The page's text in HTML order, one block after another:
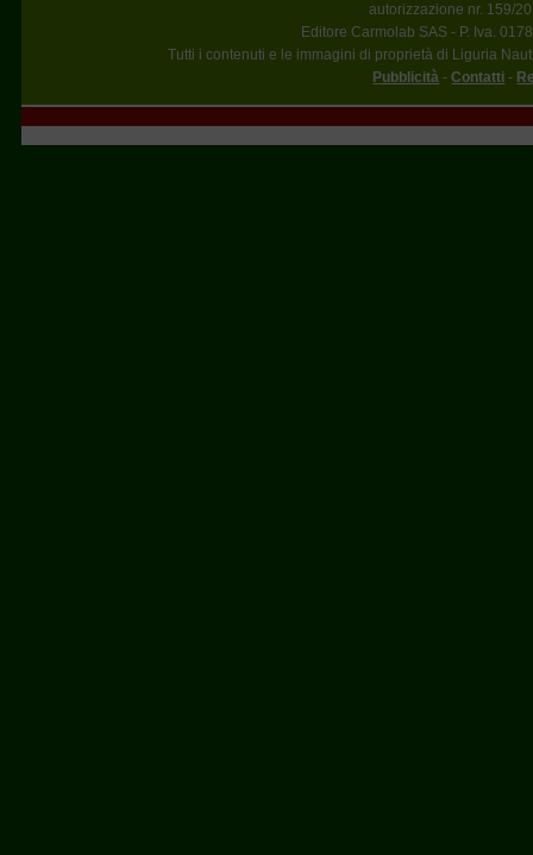
autorizzazione nr. 159/
Editore Carmolab SAS - P. Iva.
Tutti i contenuti e le immagini di proprietà di Liguria
Pubblicità -Contatti -